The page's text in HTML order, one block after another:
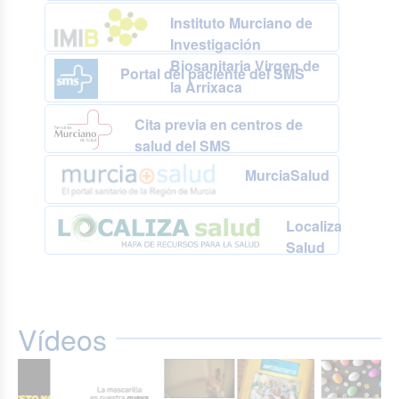
Instituto Murciano de
Investigación
Biosanitaria Virgen de
la Arrixaca
Portal del paciente del SMS
Cita previa en centros de
salud del SMS
MurciaSalud
Localiza
Salud
Vídeos